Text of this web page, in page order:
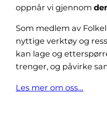
oppnår vi gjennom
Som medlem av
nyttige verktøy og
kan lage og
trenger, og påvirke
Les mer om oss…